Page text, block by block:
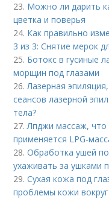
23. Можно ли дарить
цветка и поверья
24. Как правильно
3 из 3: Снятие мерок
25. Ботокс в гусиные
морщин под глазами
26.Лазерная
сеансов лазерной
тела?
27.Лпджи массаж, что
применяется LPG-
28.Обработка ушей
ухаживать за ушками
29.Сухая кожа под
проблемы кожи вокруг